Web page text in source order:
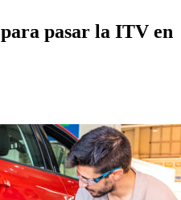
pasar la ITV en